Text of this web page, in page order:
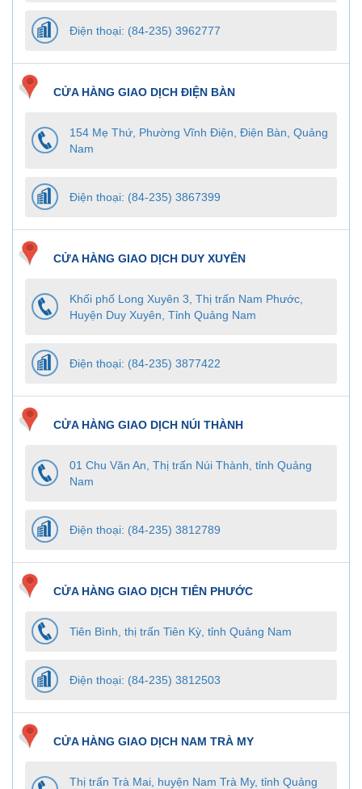
Điện thoại: (84-235) 3962777
CỬA HÀNG GIAO DỊCH ĐIỆN BÀN
154 Mẹ Thứ, Phường Vĩnh Điện, Điện Bàn, Quảng
Nam
Điện thoại: (84-235) 3867399
CỬA HÀNG GIAO DỊCH DUY XUYÊN
Khối phố Long Xuyên 3, Thị trấn Nam Phước,
Huyện Duy Xuyên, Tỉnh Quảng Nam
Điện thoại: (84-235) 3877422
CỬA HÀNG GIAO DỊCH NÚI THÀNH
01 Chu Văn An, Thị trấn Núi Thành, tỉnh Quảng
Nam
Điện thoại: (84-235) 3812789
CỬA HÀNG GIAO DỊCH TIÊN PHƯỚC
Tiên Bình, thị trấn Tiên Kỳ, tỉnh Quảng Nam
Điện thoại: (84-235) 3812503
CỬA HÀNG GIAO DỊCH NAM TRÀ MY
Thị trấn Trà Mai, huyện Nam Trà My, tỉnh Quảng